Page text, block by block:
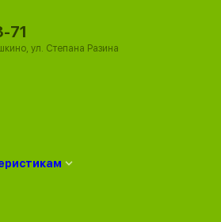
71
ул. Степана Разина